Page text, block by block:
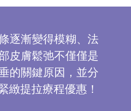
逐漸變得模糊、法
皮膚鬆弛不僅僅是
的關鍵原因，並分
緻提拉療程優惠！